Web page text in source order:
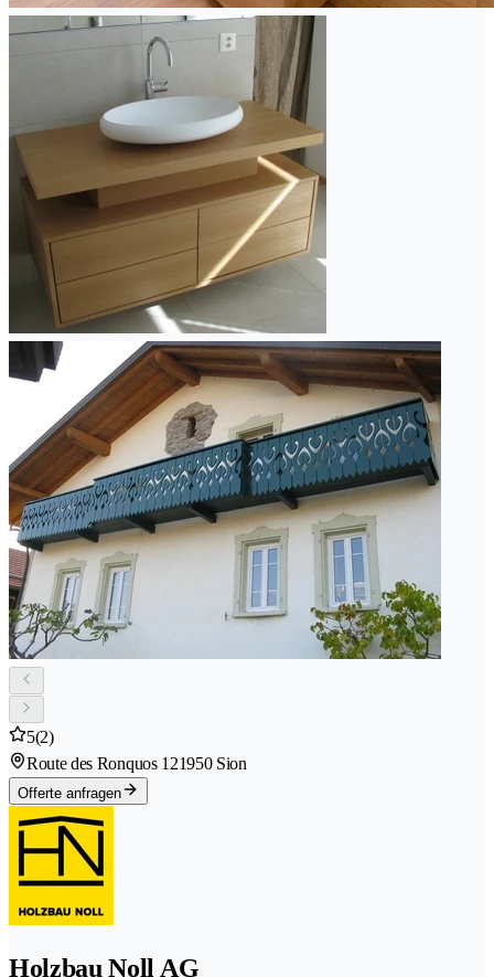
5(2)
Route des Ronquos 121950 Sion
Offerte anfragen
Holzbau Noll AG